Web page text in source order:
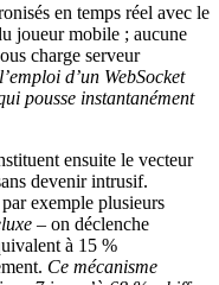
en temps réel avec le
joueur mobile ; aucune
charge serveur
d’un WebSocket
pousse instantanément
ensuite le vecteur
devenir intrusif.
exemple plusieurs
– on déclenche
à 15 %
Ce mécanisme